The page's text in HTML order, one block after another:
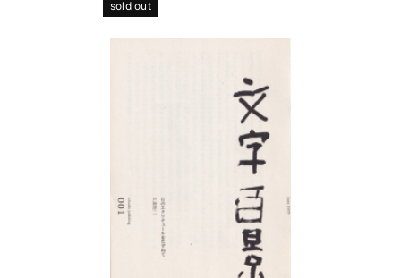
sold out